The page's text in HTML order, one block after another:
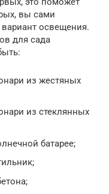
вы сами
освещения.
для сада
из жестяных
из стеклянных
батарее;